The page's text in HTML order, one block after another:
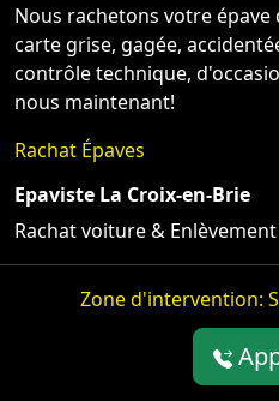
Nous rachetons votre
carte grise, gagée,
contrôle technique,
nous maintenant!
Rachat Épaves
Epaviste La Croix-en-Brie
Rachat voiture &
Zone d'intervention: